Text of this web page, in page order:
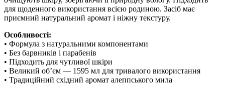
для щоденного використання всією родиною. Засіб має
приємний натуральний аромат і ніжну текстуру.
Особливості:
• Формула з натуральними компонентами
• Без барвників і парабенів
• Підходить для чутливої шкіри
• Великий об’єм — 1595 мл для тривалого використання
• Традиційний східний аромат алеппського мила